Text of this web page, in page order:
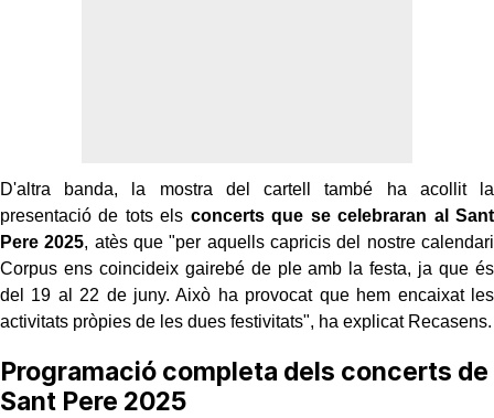
D'altra banda, la mostra del cartell també ha acollit la
presentació de tots els concerts que se celebraran al Sant
Pere 2025, atès que "per aquells capricis del nostre calendari
Corpus ens coincideix gairebé de ple amb la festa, ja que és
del 19 al 22 de juny. Això ha provocat que hem encaixat les
activitats pròpies de les dues festivitats", ha explicat Recasens.
Programació completa dels concerts de
Sant Pere 2025